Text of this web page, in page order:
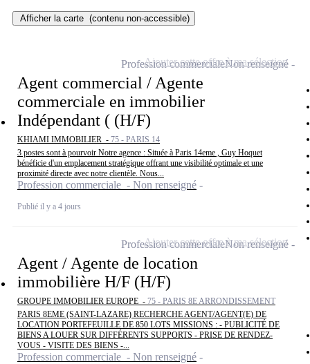
Afficher la carte (contenu non-accessible)
Agent commercial / Agente
commerciale en immobilier
Indépendant ( (H/F)
KHIAMI IMMOBILIER - 75 - PARIS 14
3 postes sont à pourvoir Notre agence : Située à Paris 14eme , Guy Hoquet
bénéficie d'un emplacement stratégique offrant une visibilité optimale et une
proximité directe avec notre clientèle. Nous...
Profession commerciale - Non renseigné
Publié il y a 4 jours
Profession commercialeNon renseigné
Ajouter cette offre à ma sélection
Agent / Agente de location
immobilière H/F (H/F)
GROUPE IMMOBILIER EUROPE - 75 - PARIS 8E ARRONDISSEMENT
PARIS 8EME (SAINT-LAZARE) RECHERCHE AGENT/AGENT(E) DE
LOCATION PORTEFEUILLE DE 850 LOTS MISSIONS : - PUBLICITÉ DE
BIENS A LOUER SUR DIFFÉRENTS SUPPORTS - PRISE DE RENDEZ-
VOUS - VISITE DES BIENS -...
Profession commerciale - Non renseigné
Profession commercialeNon renseigné
Ajouter cette offre à ma sélection